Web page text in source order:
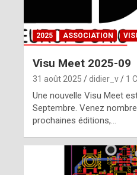
2025 ASSOCIATION
Visu Meet 2025-09
31 août 2025 didier_v 1
Une nouvelle Visu Meet
Septembre. Venez
prochaines éditions,…